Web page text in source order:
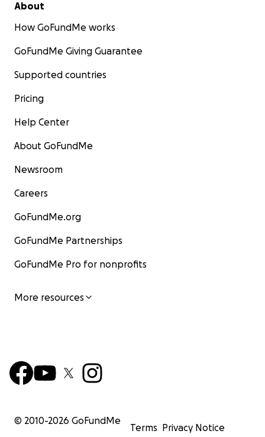
About
How GoFundMe works
GoFundMe Giving Guarantee
Supported countries
Pricing
Help Center
About GoFundMe
Newsroom
Careers
GoFundMe.org
GoFundMe Partnerships
GoFundMe Pro for nonprofits
More resources
© 2010-2026 GoFundMe
Terms Privacy Notice